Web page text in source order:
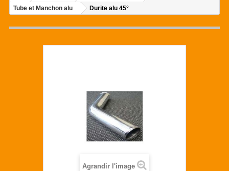
Tube et Manchon alu
Durite alu 45°
Agrandir l'image